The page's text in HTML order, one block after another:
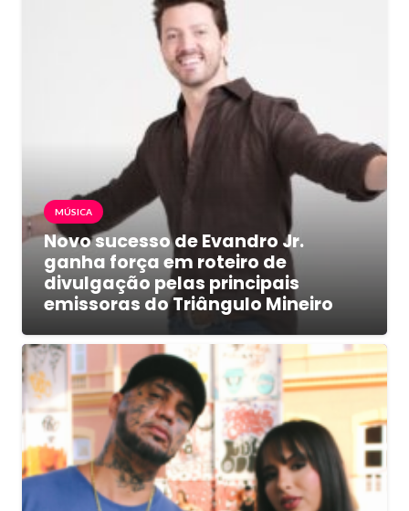
MÚSICA
Novo sucesso de Evandro Jr.
ganha força em roteiro de
divulgação pelas principais
emissoras do Triângulo Mineiro